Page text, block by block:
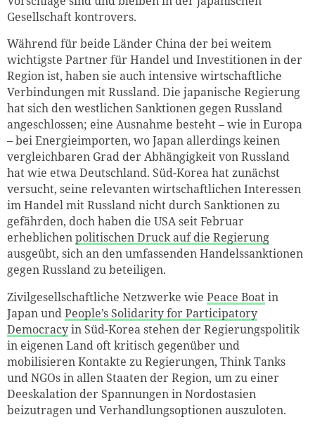
Gesellschaft kontrovers.
Während für beide Länder China der bei weitem
wichtigste Partner für Handel und Investitionen in der
Region ist, haben sie auch intensive wirtschaftliche
Verbindungen mit Russland. Die japanische Regierung
hat sich den westlichen Sanktionen gegen Russland
angeschlossen; eine Ausnahme besteht – wie in Europa
– bei Energieimporten, wo Japan allerdings keinen
vergleichbaren Grad der Abhängigkeit von Russland
hat wie etwa Deutschland. Süd-Korea hat zunächst
versucht, seine relevanten wirtschaftlichen Interessen
im Handel mit Russland nicht durch Sanktionen zu
gefährden, doch haben die USA seit Februar
erheblichenpolitischen Druck auf die Regierung
ausgeübt, sich an den umfassenden Handelssanktionen
gegen Russland zu beteiligen.
Zivilgesellschaftliche Netzwerke wie Peace Boatin
Japan undPeople’s Solidarity for Participatory
Democracyin Süd-Korea stehen der Regierungspolitik
in eigenen Land oft kritisch gegenüber und
mobilisieren Kontakte zu Regierungen, Think Tanks
und NGOs in allen Staaten der Region, um zu einer
Deeskalation der Spannungen in Nordostasien
beizutragen und Verhandlungsoptionen auszuloten.